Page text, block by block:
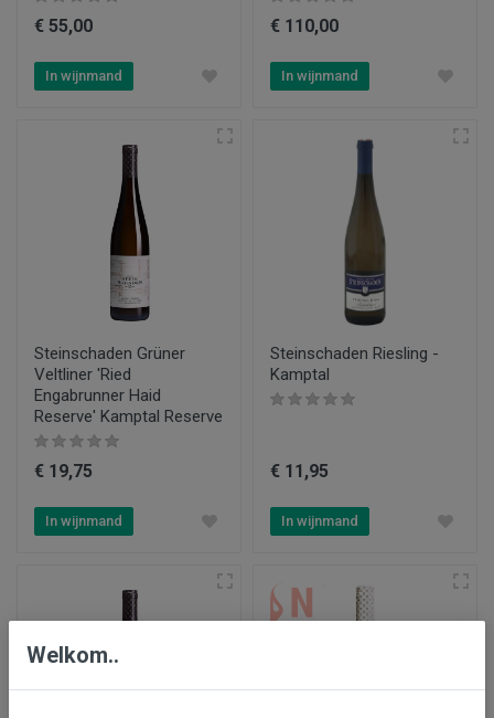
€ 55,00
In wijnmand
€ 110,00
In wijnmand
Steinschaden Grüner
Veltliner 'Ried
Engabrunner Haid
Reserve' Kamptal Reserve
€ 19,75
In wijnmand
Steinschaden Riesling -
Kamptal
€ 11,95
In wijnmand
Welkom..